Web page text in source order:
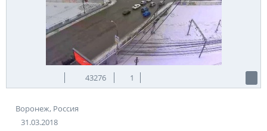
43276 1
Воронеж, Россия
31.03.2018